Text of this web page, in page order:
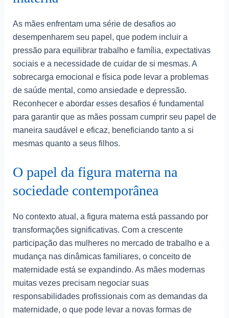
As mães enfrentam uma série de desafios ao
desempenharem seu papel, que podem incluir a
pressão para equilibrar trabalho e família, expectativas
sociais e a necessidade de cuidar de si mesmas. A
sobrecarga emocional e física pode levar a problemas
de saúde mental, como ansiedade e depressão.
Reconhecer e abordar esses desafios é fundamental
para garantir que as mães possam cumprir seu papel de
maneira saudável e eficaz, beneficiando tanto a si
mesmas quanto a seus filhos.
O papel da figura materna na
sociedade contemporânea
No contexto atual, a figura materna está passando por
transformações significativas. Com a crescente
participação das mulheres no mercado de trabalho e a
mudança nas dinâmicas familiares, o conceito de
maternidade está se expandindo. As mães modernas
muitas vezes precisam negociar suas
responsabilidades profissionais com as demandas da
maternidade, o que pode levar a novas formas de